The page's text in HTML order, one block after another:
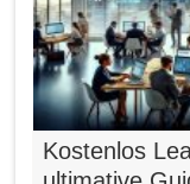
Kostenlos